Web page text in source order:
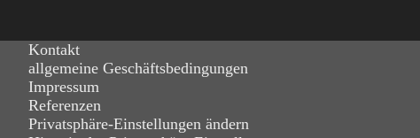
Kontakt
allgemeine Geschäftsbedingungen
Impressum
Referenzen
Privatsphäre-Einstellungen ändern